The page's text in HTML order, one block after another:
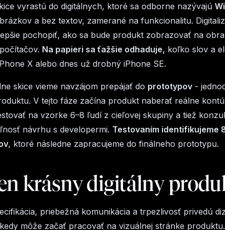
vyrastú do digitálnych, ktoré sa odborne nazývajú
a bez textov, zamerané na funkcionalitu.
pochopiť, ako sa bude produkt zobrazovať na
Na papieri sa ťažšie odhaduje, koľko slov a
X alebo dnes už drobný iPhone SE.
skice vieme navzájom prepájať do prototypov -
V tejto fáze začína produkt naberať reálne
na vzorke 6–8 ľudí z cieľovej skupiny a tiež
návrhu s developermi. Testovaním identifikujeme
, ktoré následne zapracujeme do finálneho prototypu.
krásny digitálny
priebežná komunikácia a trpezlivosť privedú
môže začať pracovať na vizuálnej stránke